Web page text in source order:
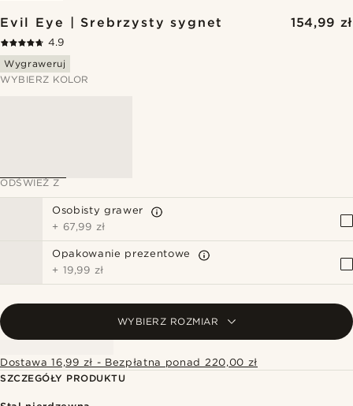
Evil Eye | Srebrzysty sygnet 154,99 zł
4.9
Wygraweruj
WYBIERZ KOLOR
ODŚWIEŻ Z
Osobisty grawer
+ 67,99 zł
Opakowanie prezentowe
+ 19,99 zł
WYBIERZ ROZMIAR
Dostawa 16,99 zł - Bezpłatna ponad 220,00 zł
SZCZEGÓŁY PRODUKTU